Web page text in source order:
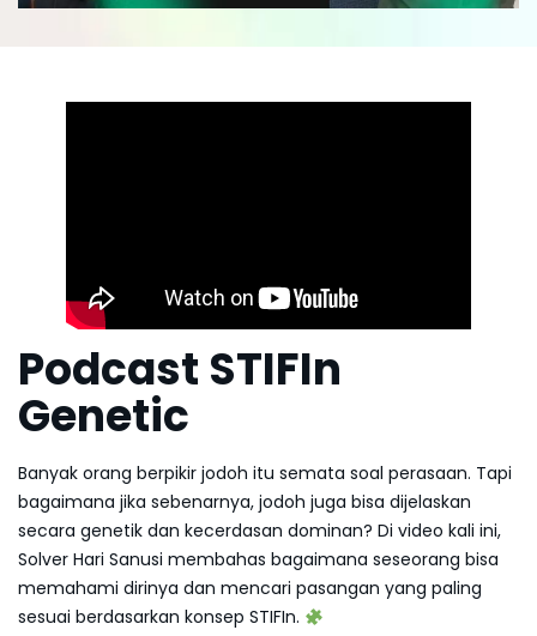
Podcast STIFIn
Genetic
Banyak orang berpikir jodoh itu semata soal perasaan. Tapi
bagaimana jika sebenarnya, jodoh juga bisa dijelaskan
secara genetik dan kecerdasan dominan? Di video kali ini,
Solver Hari Sanusi membahas bagaimana seseorang bisa
memahami dirinya dan mencari pasangan yang paling
sesuai berdasarkan konsep STIFIn.